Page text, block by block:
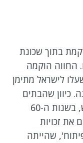
בתוך שכונת
על פני 22 דונם. החווה הוקמה
לישראל מתימן
כיוון שהבתים
נבנו על הריסות הכפר הערבי הנטוש, בשנות ה-60
את זכויות
שהייתה